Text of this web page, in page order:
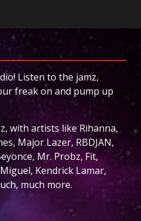
Listen to the jamz,
freak on and pump up
with artists like Rihanna,
Major Lazer, RBDJAN,
Mr. Probz, Fit,
Kendrick Lamar,
much more.